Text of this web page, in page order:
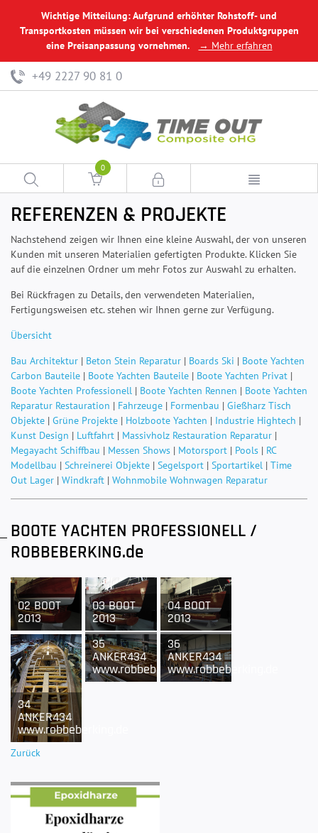
Wichtige Mitteilung: Aufgrund erhöhter Rohstoff- und
Transportkosten müssen wir bei verschiedenen Produktgruppen
eine Preisanpassung vornehmen.
→ Mehr erfahren
+49 2227 90 81 0
0
REFERENZEN & PROJEKTE
Nachstehend zeigen wir Ihnen eine kleine Auswahl, der von unseren
Kunden mit unseren Materialien gefertigten Produkte. Klicken Sie
auf die einzelnen Ordner um mehr Fotos zur Auswahl zu erhalten.
Bei Rückfragen zu Details, den verwendeten Materialien,
Fertigungsweisen etc. stehen wir Ihnen gerne zur Verfügung.
Übersicht
Bau Architektur | Beton Stein Reparatur | Boards Ski | Boote Yachten
Carbon Bauteile | Boote Yachten Bauteile | Boote Yachten Privat |
Boote Yachten Professionell | Boote Yachten Rennen | Boote Yachten
Reparatur Restauration | Fahrzeuge | Formenbau | Gießharz Tisch
Objekte | Grüne Projekte | Holzboote Yachten | Industrie Hightech |
Kunst Design | Luftfahrt | Massivholz Restauration Reparatur |
Megayacht Schiffbau | Messen Shows | Motorsport | Pools | RC
Modellbau | Schreinerei Objekte | Segelsport | Sportartikel | Time
Out Lager | Windkraft | Wohnmobile Wohnwagen Reparatur
BOOTE YACHTEN PROFESSIONELL /
ROBBEBERKING.de
02 BOOT
2013
03 BOOT
2013
04 BOOT
2013
34
ANKER434
www.robbeberking.de
35
ANKER434
www.robbeberking.de
36
ANKER434
www.robbeberking.de
Zurück